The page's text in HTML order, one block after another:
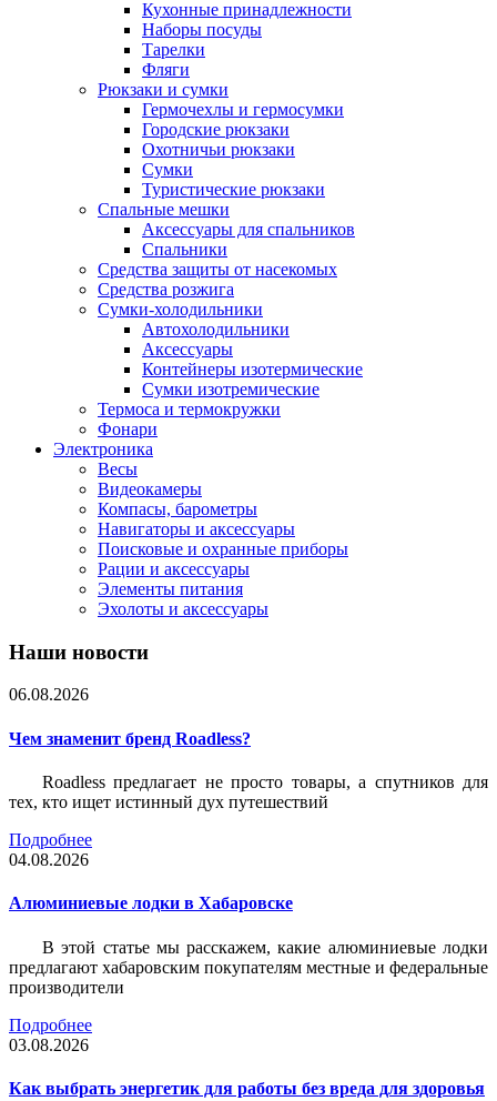
Кухонные принадлежности
Наборы посуды
Тарелки
Фляги
Рюкзаки и сумки
Гермочехлы и гермосумки
Городские рюкзаки
Охотничьи рюкзаки
Сумки
Туристические рюкзаки
Спальные мешки
Аксессуары для спальников
Спальники
Средства защиты от насекомых
Средства розжига
Сумки-холодильники
Автохолодильники
Аксессуары
Контейнеры изотермические
Сумки изотремические
Термоса и термокружки
Фонари
Электроника
Весы
Видеокамеры
Компасы, барометры
Навигаторы и аксессуары
Поисковые и охранные приборы
Рации и аксессуары
Элементы питания
Эхолоты и аксессуары
Наши новости
06.08.2026
Чем знаменит бренд Roadless?
Roadless предлагает не просто товары, а спутников для
тех, кто ищет истинный дух путешествий
Подробнее
04.08.2026
Алюминиевые лодки в Хабаровске
В этой статье мы расскажем, какие алюминиевые лодки
предлагают хабаровским покупателям местные и федеральные
производители
Подробнее
03.08.2026
Как выбрать энергетик для работы без вреда для здоровья